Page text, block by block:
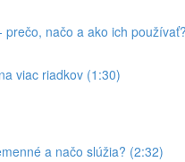
prečo, načo a ako ich
viac riadkov (1:30)
a načo slúžia? (2:32)